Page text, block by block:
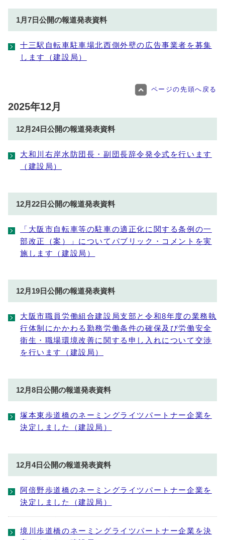
1月7日公開の報道発表資料
十三駅自転車駐車場北西側外壁の広告事業者を募集
します（建設局）
ページの先頭へ戻る
2025年12月
12月24日公開の報道発表資料
大和川右岸水防団長・副団長辞令発令式を行います
（建設局）
12月22日公開の報道発表資料
「大阪市自転車等の駐車の適正化に関する条例の一
部改正（案）」についてパブリック・コメントを実
施します（建設局）
12月19日公開の報道発表資料
大阪市職員労働組合建設局支部と令和8年度の業務執
行体制にかかわる勤務労働条件の確保及び労働安全
衛生・職場環境改善に関する申し入れについて交渉
を行います（建設局）
12月8日公開の報道発表資料
塚本東歩道橋のネーミングライツパートナー企業を
決定しました（建設局）
12月4日公開の報道発表資料
阿倍野歩道橋のネーミングライツパートナー企業を
決定しました（建設局）
境川歩道橋のネーミングライツパートナー企業を決